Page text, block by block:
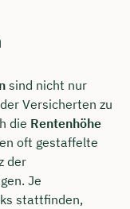
sind nicht nur
Versicherten zu
die Rentenhöhe
oft gestaffelte
der
Je
stattfinden,